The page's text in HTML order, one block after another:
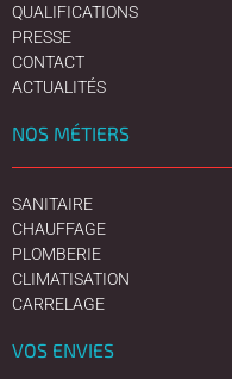
QUALIFICATIONS
PRESSE
CONTACT
ACTUALITÉS
NOS MÉTIERS
SANITAIRE
CHAUFFAGE
PLOMBERIE
CLIMATISATION
CARRELAGE
VOS ENVIES